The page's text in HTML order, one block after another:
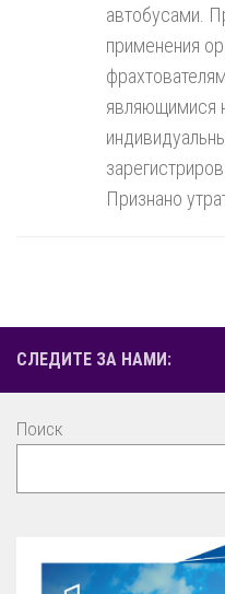
автобусами.
применения
являющимися
Признано
СЛЕДИТЕ ЗА НАМИ:
Поиск